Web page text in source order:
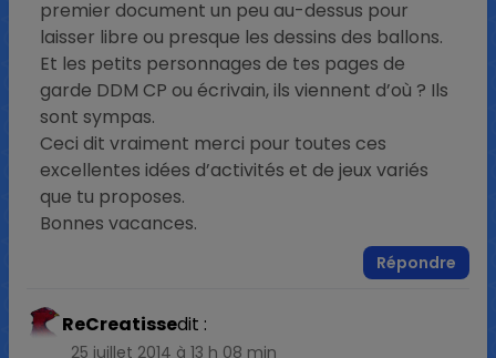
premier document un peu au-dessus pour
laisser libre ou presque les dessins des ballons.
Et les petits personnages de tes pages de
garde DDM CP ou écrivain, ils viennent d’où ? Ils
sont sympas.
Ceci dit vraiment merci pour toutes ces
excellentes idées d’activités et de jeux variés
que tu proposes.
Bonnes vacances.
Répondre
ReCreatissedit :
25 juillet 2014 à 13 h 08 min